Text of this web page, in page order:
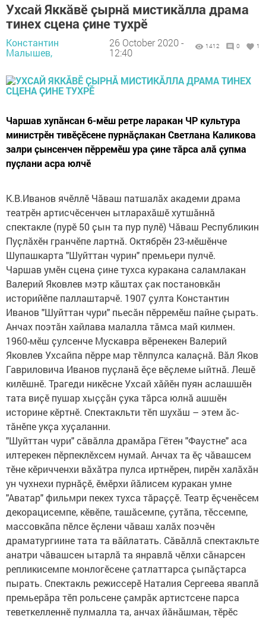
Ухсай Яккӑвӗ ҫырнӑ мистикӑлла драма
тинех сцена ҫине тухрӗ
Константин
Малышев,
26 October 2020 -
12:40
1412 0 1
Чаршав хупӑнсан 6-мӗш ретре ларакан ЧР культура
министрӗн тивӗҫӗсене пурнӑҫлакан Светлана Каликова
залри ҫынсенчен пӗрремӗш ура ҫине тӑрса алӑ ҫупма
пуҫлани асра юлчӗ
К.В.Иванов ячӗллӗ Чӑваш патшалӑх академи драма
театрӗн артисчӗсенчен ытларахӑшӗ хутшӑннӑ
спектакле (пурӗ 50 ҫын та пур пулӗ) Чӑваш Республикин
Пуҫлӑхӗн гранчӗпе лартнӑ. Октябрӗн 23-мӗшӗнче
Шупашкарта "Шуйттан чурин" премьери пулчӗ.
Чаршав умӗн сцена ҫине тухса куракана саламлакан
Валерий Яковлев мэтр кӑштах ҫак постановкӑн
историйӗпе паллаштарчӗ. 1907 ҫулта Константин
Иванов "Шуйттан чури" пьесӑн пӗрремӗш пайне ҫырать.
Анчах поэтӑн хайлава малалла тӑмса май килмен.
1960-мӗш ҫулсенче Мускавра вӗренекен Валерий
Яковлев Ухсайпа пӗрре мар тӗлпулса калаҫнӑ. Вӑл Яков
Гавриловича Иванов пуҫланӑ ӗҫе вӗҫлеме ыйтнӑ. Лешӗ
килӗшнӗ. Трагеди никӗсне Ухсай хӑйӗн пуян аслашшӗн
тата виҫӗ пушар хыҫҫӑн ҫука тӑрса юлнӑ ашшӗн
историне кӗртнӗ. Спектакльти тӗп шухӑш – этем ӑс-
тӑнӗпе укҫа хуҫаланни.
"Шуйттан чури" сӑвӑлла драмӑра Гётен "Фаустне" аса
илтерекен пӗрпеклӗхсем нумай. Анчах та ӗҫ чӑвашсем
тӗне кӗричченхи вӑхӑтра пулса иртнӗрен, пирӗн халӑхӑн
ун чухнехи пурнӑҫӗ, ӗмӗрхи йӑлисем куракан умне
"Аватар" фильмри пекех тухса тӑраҫҫӗ. Театр ӗҫченӗсем
декорацисемпе, кӗвӗпе, ташӑсемпе, ҫутӑпа, тӗссемпе,
массовкӑпа пӗлсе ӗҫлени чӑваш халӑх поэчӗн
драматургиине тата та вӑйлатать. Сӑвӑллӑ спектакльте
анатри чӑвашсен ытарлӑ та янравлӑ чӗлхи сӑнарсен
репликисемпе монлогӗсене ҫатлаттарса ҫыпӑҫтарса
пырать. Спектакль режиссерӗ Наталия Сергеева яваплӑ
премьерӑра тӗп рольсене ҫамрӑк артистсене парса
теветкелленнӗ пулмалла та, анчах йӑнӑшман, тӗрӗс